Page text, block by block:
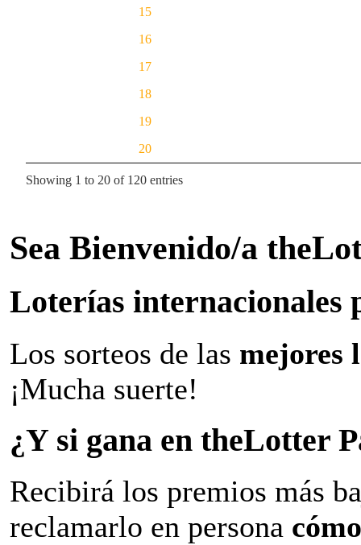
15
16
17
18
19
20
Showing 1 to 20 of 120 entries
Sea Bienvenido/a
Loterías internacionales
Los sorteos de las mejores
¡Mucha suerte!
¿Y si gana en theLotter
Recibirá los premios más
reclamarlo en persona